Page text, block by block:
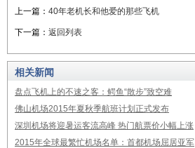
上一篇： 40年老机长和他爱的那些飞机
下一篇： 返回列表
相关新闻
盘点飞机上的不速之客：鳄鱼“散步”致空难
佛山机场2015年夏秋季航班计划正式发布
深圳机场将迎暑运客流高峰 热门航票价小幅上涨
2015年全球最繁忙机场名单：首都机场屈居亚军